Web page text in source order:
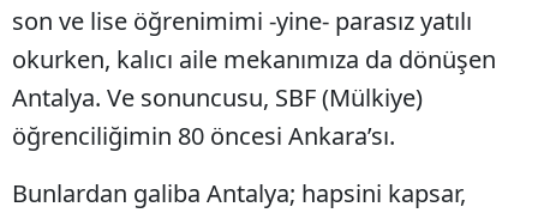
son ve lise öğrenimimi -yine- parasız yatılı
okurken, kalıcı aile mekanımıza da dönüşen
Antalya. Ve sonuncusu, SBF (Mülkiye)
öğrenciliğimin 80 öncesi Ankara’sı.
Bunlardan galiba Antalya; hapsini kapsar,